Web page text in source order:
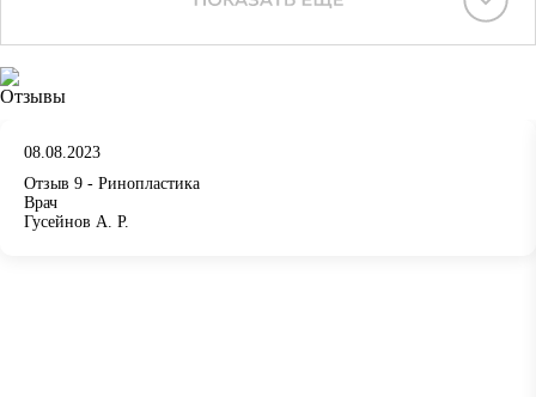
Отзывы
08.08.2023
Отзыв 9 - Ринопластика
Врач
Гусейнов А. Р.